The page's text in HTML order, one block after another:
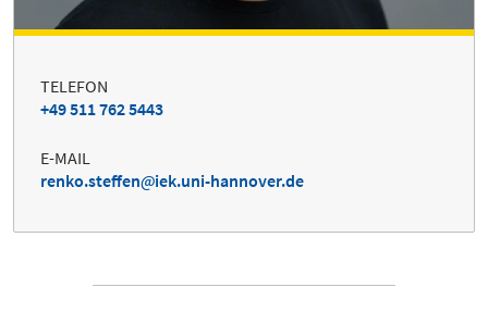
TELEFON
+49 511 762 5443
E-MAIL
renko.steffen
iek.uni-hannover.de